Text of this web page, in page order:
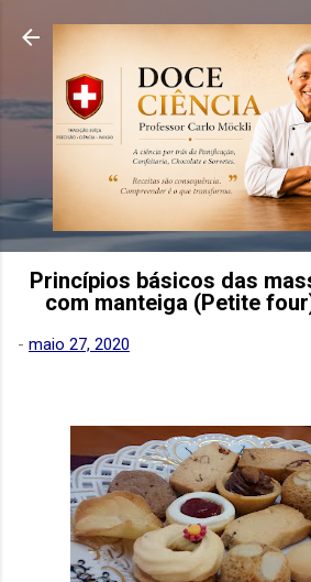
Pular para o conteúdo
Princípios básicos das
com manteiga (Petite
- maio 27, 2020